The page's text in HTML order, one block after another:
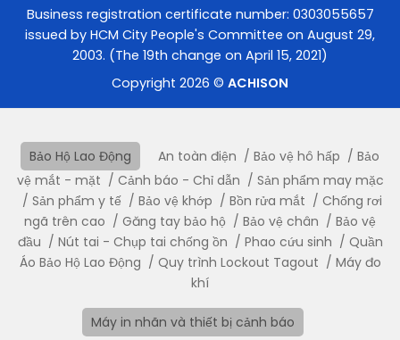
Business registration certificate number: 0303055657
issued by HCM City People's Committee on August 29,
2003. (The 19th change on April 15, 2021)
Copyright 2026 © ACHISON
Bảo Hộ Lao Động An toàn điện Bảo vệ hô hấp
Bảo
vệ mắt - mặt
Cảnh báo - Chỉ dẫn
Sản phẩm may mặc
Sản phẩm y tế
Bảo vệ khớp Bồn rửa mắt
Chống rơi
ngã trên cao
Găng tay bảo hộ Bảo vệ chân
Bảo vệ
đầu
Nút tai - Chụp tai chống ồn Phao cứu sinh
Quần
Áo Bảo Hộ Lao Động
Quy trình Lockout Tagout
Máy đo
khí
Máy in nhãn và thiết bị cảnh báo